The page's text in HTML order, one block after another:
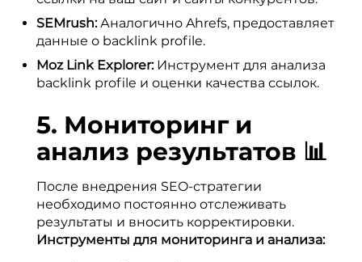
SEMrush:Аналогично Ahrefs, предоставляет
данные о backlink profile.
Moz Link Explorer:Инструмент для анализа
backlink profile и оценки качества ссылок.
5. Мониторинг и
анализ результатов 📊
После внедрения SEO-стратегии
необходимо постоянно отслеживать
результаты и вносить корректировки.
Инструменты для мониторинга и анализа: